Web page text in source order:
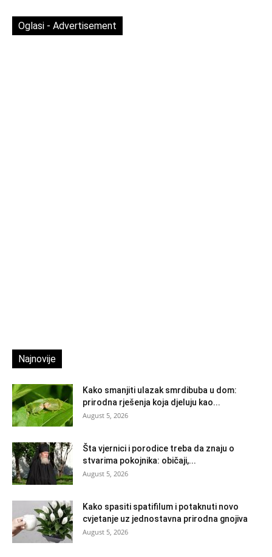
Oglasi - Advertisement
Najnovije
Kako smanjiti ulazak smrdibuba u dom:
prirodna rješenja koja djeluju kao...
August 5, 2026
Šta vjernici i porodice treba da znaju o
stvarima pokojnika: običaji,...
August 5, 2026
Kako spasiti spatifilum i potaknuti novo
cvjetanje uz jednostavna prirodna gnojiva
August 5, 2026